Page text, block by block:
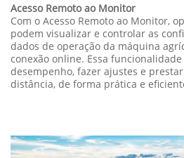
Acesso Remoto ao Monitor
Com o Acesso Remoto ao Monitor,
podem visualizar e controlar as
dados de operação da máquina
conexão online. Essa
desempenho, fazer ajustes e
distância, de forma prática e